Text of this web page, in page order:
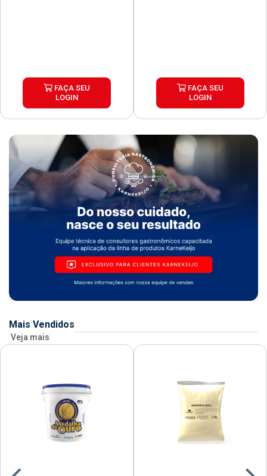
FAÇA SEU
LOGIN
FAÇA SEU
LOGIN
Mais Vendidos
Veja mais